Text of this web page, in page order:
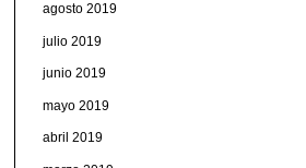
agosto 2019
julio 2019
junio 2019
mayo 2019
abril 2019